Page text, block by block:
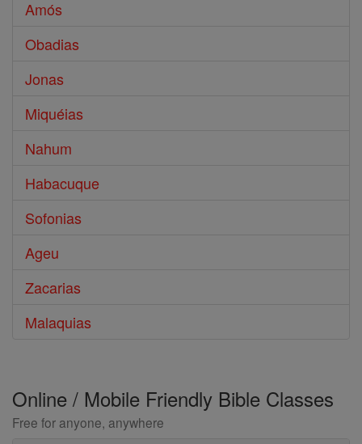
Amós
Obadias
Jonas
Miquéias
Nahum
Habacuque
Sofonias
Ageu
Zacarias
Malaquias
Online / Mobile Friendly Bible Classes
Free for anyone, anywhere